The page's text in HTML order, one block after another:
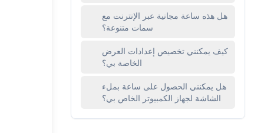
هل هذه ساعة مجانية عبر الإنترنت مع
سمات متنوعة؟
كيف يمكنني تخصيص إعدادات العرض
الخاصة بي؟
هل يمكنني الحصول على ساعة بملء
الشاشة لجهاز الكمبيوتر الخاص بي؟